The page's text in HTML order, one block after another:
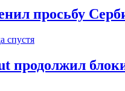
просьбу
спустя
продолжил